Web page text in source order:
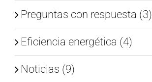
Preguntas con respuesta (3)
Eficiencia energética (4)
Noticias (9)